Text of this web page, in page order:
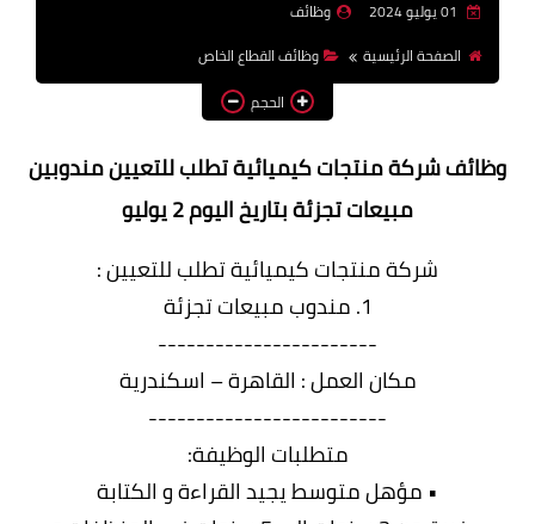
بالجامعات والمعاهد
اخبار
وظائف
الصفحة الرئيسية
وظائف القطاع الخاص
الحجم
وظائفشركة منتجات كيميائية تطلب للتعيينمندوبين
مبيعات تجزئة بتاريخ اليوم 2 يوليو
شركة منتجات كيميائية تطلب للتعيين :
1. مندوب مبيعات تجزئة
-----------------------
مكان العمل : القاهرة – اسكندرية
-------------------------
متطلبات الوظيفة:
• مؤهل متوسط يجيد القراءة و الكتابة